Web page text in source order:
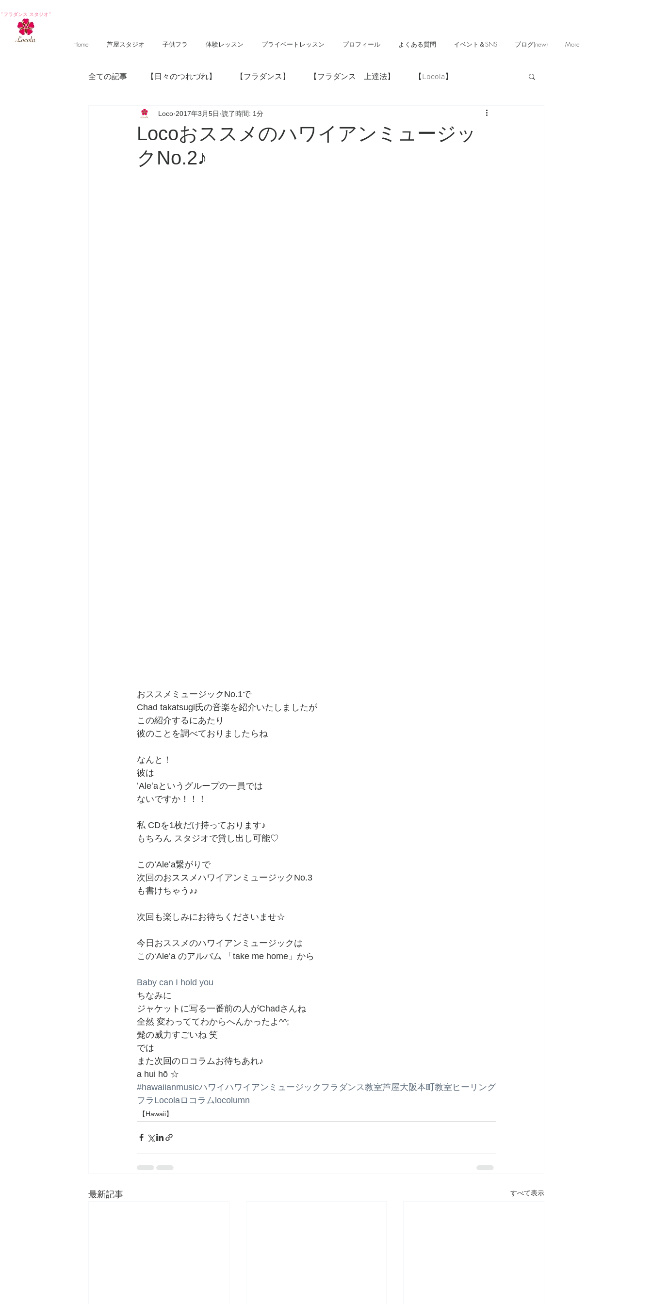
*フラダンス スタジオ*
Home 芦屋スタジオ 子供フラ 体験レッスン プライベートレッスン プロフィール よくある質問 イベント＆SNS ブログ(new) More
全ての記事 【日々のつれづれ】 【フラダンス】 【フラダンス 上達法】 【Locola】
【photography 】 【poem】 【神社・仏閣】
Locoおススメのハワイアンミュージッ
クNo.2♪
Loco 2017年3月5日 読了時間: 1分
おススメミュージックNo.1で
Chad takatsugi氏の音楽を紹介いたしましたが
この紹介するにあたり
彼のことを調べておりましたらね
なんと！
彼は
ʻAleʻaというグループの一員では
ないですか！！！
私 CDを1枚だけ持っております♪
もちろん スタジオで貸し出し可能♡
このʻAleʻa繋がりで
次回のおススメハワイアンミュージックNo.3
も書けちゃう♪♪
次回も楽しみにお待ちくださいませ☆
今日おススメのハワイアンミュージックは
このʻAleʻa のアルバム 「take me home」から
Baby can I hold you
ちなみに
ジャケットに写る一番前の人がChadさんね
全然 変わっててわからへんかったよ^^;
髭の威力すごいね 笑
では
また次回のロコラムお待ちあれ♪
a hui hō ☆
#hawaiianmusicハワイハワイアンミュージックフラダンス教室芦屋大阪本町教室ヒーリング
フラLocolaロコラムlocolumn
【Hawaii】
最新記事 すべて表示